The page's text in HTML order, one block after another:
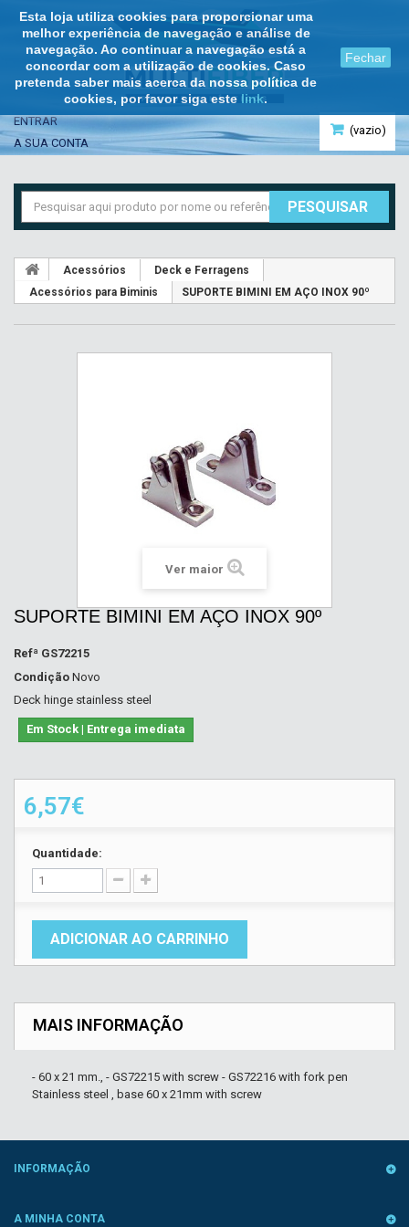
Esta loja utiliza cookies para proporcionar uma
melhor experiência de navegação e análise de
navegação. Ao continuar a navegação está a
concordar com a utilização de cookies. Caso
pretenda saber mais acerca da nossa política de
cookies, por favor siga este link.
Fechar
(vazio)
ENTRAR
A SUA CONTA
PESQUISAR
Acessórios
Deck e Ferragens
Acessórios para Biminis
SUPORTE BIMINI EM AÇO INOX 90º
Ver maior
SUPORTE BIMINI EM AÇO INOX 90º
Refª GS72215
Condição Novo
Deck hinge stainless steel
Em Stock | Entrega imediata
6,57€
Quantidade:
ADICIONAR AO CARRINHO
MAIS INFORMAÇÃO
- 60 x 21 mm., - GS72215 with screw - GS72216 with fork pen
Stainless steel , base 60 x 21mm with screw
INFORMAÇÃO
A MINHA CONTA